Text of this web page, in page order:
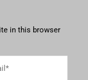
in this browser